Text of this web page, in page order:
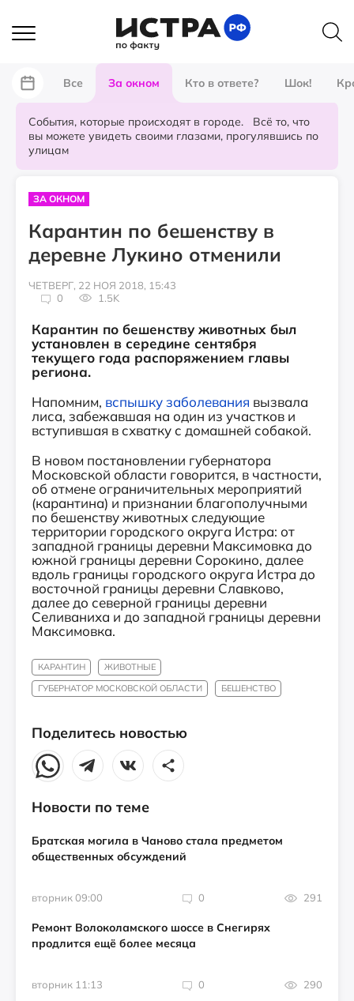
Все За окном Кто в ответе? Шок!
События, которые происходят в городе. Всё то, что
вы можете увидеть своими глазами, прогулявшись по
улицам
ЗА ОКНОМ
Карантин по бешенству в
деревне Лукино отменили
ЧЕТВЕРГ, 22 НОЯ 2018, 15:43
0
1.5K
Карантин по бешенству животных был
установлен в середине сентября
текущего года распоряжением главы
региона.
Напомним, вспышку заболевания вызвала
лиса, забежавшая на один из участков и
вступившая в схватку с домашней собакой.
В новом постановлении губернатора
Московской области говорится, в частности,
об отмене ограничительных мероприятий
(карантина) и признании благополучными
по бешенству животных следующие
территории городского округа Истра: от
западной границы деревни Максимовка до
южной границы деревни Сорокино, далее
вдоль границы городского округа Истра до
восточной границы деревни Славково,
далее до северной границы деревни
Селиваниха и до западной границы деревни
Максимовка.
КАРАНТИН
ЖИВОТНЫЕ
ГУБЕРНАТОР МОСКОВСКОЙ ОБЛАСТИ
БЕШЕНСТВО
Поделитесь новостью
Новости по теме
Братская могила в Чаново стала предметом
общественных обсуждений
вторник 09:00 0 291
Ремонт Волоколамского шоссе в Снегирях
продлится ещё более месяца
вторник 11:13 0 290